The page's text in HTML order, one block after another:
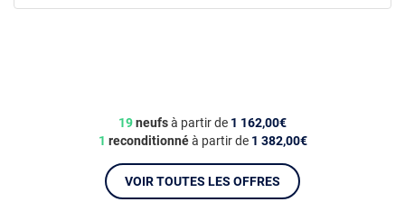
19neufsà partir de 1 162,00€
1 reconditionnéà partir de 1 382,00€
VOIR TOUTES LES OFFRES